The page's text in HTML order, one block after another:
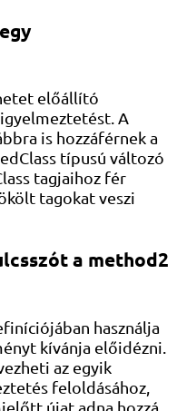
előállító
A
is hozzáférnek a
típusú változó
tagjaihoz fér
tagokat veszi
a method2
használja
kívánja előidézni.
az egyik
feloldásához,
újat adna hozzá,